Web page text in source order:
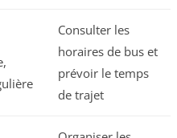
Consulter les
horaires de bus et
prévoir le temps
de trajet